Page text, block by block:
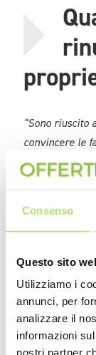
Consenso
Questo sito
Utilizziamo i
annunci, per
analizzare il
informazioni
nostri partner
“Sono riuscito
convincere le
che
conservare la
vero, abbiamo
molto su come
greggi. Non
parte della
Una lezione
seguire in tanti